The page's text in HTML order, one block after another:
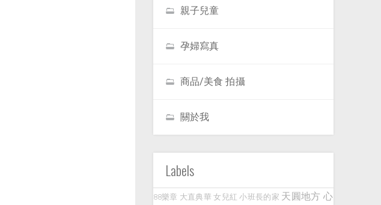
親子兒童
孕婦寫真
商品/美食 拍攝
關於我
Labels
88樂章 大直典華 女兒紅 小班長的家 天圓地方 心